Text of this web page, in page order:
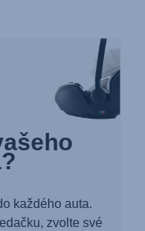
každého auta.
zvolte své